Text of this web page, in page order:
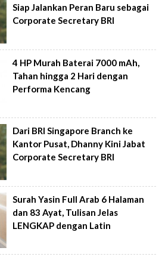
Siap Jalankan Peran Baru sebagai
Corporate Secretary BRI
4 HP Murah Baterai 7000 mAh,
Tahan hingga 2 Hari dengan
Performa Kencang
Dari BRI Singapore Branch ke
Kantor Pusat, Dhanny Kini Jabat
Corporate Secretary BRI
Surah Yasin Full Arab 6 Halaman
dan 83 Ayat, Tulisan Jelas
LENGKAP dengan Latin